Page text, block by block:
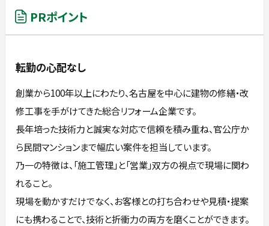
PRポイント
転勤の心配なし
創業から100年以上にわたり、名古屋を中心に建物の修繕・改
修工事を手がけてきた総合リフォーム企業です。
長年培った技術力と誠実な対応で信頼を積み重ね、官公庁か
ら民間マンションまで幅広い案件を担当しています。
乃一の特徴は、「施工管理」と「営業」双方の視点で現場に関わ
れること。
現場を動かすだけでなく、お客様との打ち合わせや見積・提案
にも携わることで、技術と折衝力の両方を磨くことができます。